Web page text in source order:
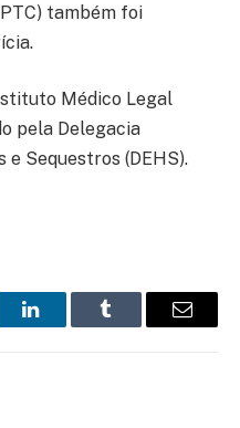
também foi
Médico Legal
pela Delegacia
e Sequestros (DEHS).
LinkedInTumblr Email